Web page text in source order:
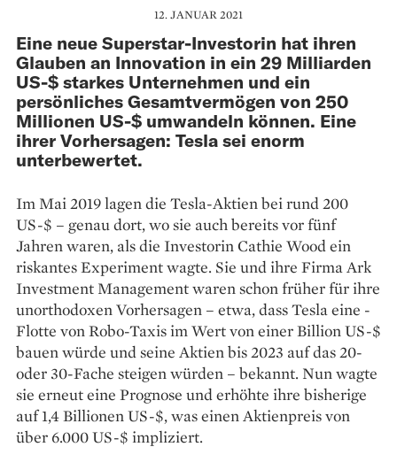
12. JANUAR 2021
Eine neue Superstar-Investorin hat ihren
Glauben an Innovation in ein 29 Milliarden
US-$ starkes Unternehmen und ein
persönliches Gesamtvermögen von 250
Millionen US-$ umwandeln können. Eine
ihrer Vorhersagen: Tesla sei enorm
unterbewertet.
Im Mai 2019 lagen die Tesla-Aktien bei rund 200
US-$ – genau dort, wo sie auch bereits vor fünf
Jahren waren, als die Investorin Ca­thie Wood ein
riskantes Experiment wagte. Sie und ihre Firma Ark
Investment ­Management waren schon ­früher für ihre
unorthodoxen Vorhersagen – etwa, dass Tesla eine ­
Flotte von Robo-Taxis im Wert von einer Billion US-$
bauen würde und seine Aktien bis 2023 auf das 20-
oder 30-Fache steigen würden – ­bekannt. Nun wagte
sie erneut eine Prognose und erhöhte ihre bisherige
auf 1,4 Billionen ­US-$, was einen Aktienpreis von
über 6.000 US-$ impliziert.